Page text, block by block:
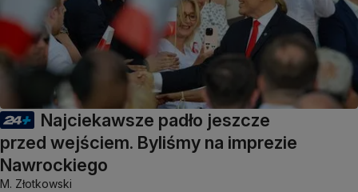
Najciekawsze padło jeszcze
przed wejściem. Byliśmy na imprezie
Nawrockiego
M. Złotkowski